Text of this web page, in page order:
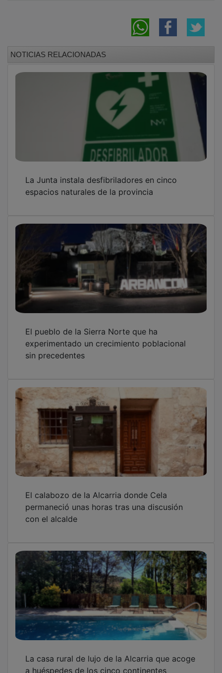
espacios naturales de la provincia
experimentado un crecimiento poblacional
sin precedentes
permaneció unas horas tras una discusión
con el alcalde
a huéspedes de los cinco continentes